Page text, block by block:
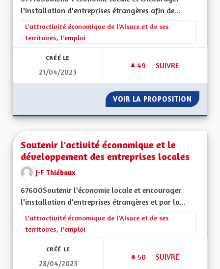
l'installation d'entreprises étrangères afin de...
Filtrer les résultats de la catégorie : L'attractivité
L'attractivité économique de l'Alsace et de ses
territoires, l'emploi
CRÉÉ LE
21/04/2023
49 49 ABONNÉS
SUIVRE
VOIR LA PROPOSITION
Soutenir l'activité économique et le
développement des entreprises locales
J-F Thiébaux
67600Soutenir l'économie locale et encourager
l'installation d'entreprises étrangères et par la...
Filtrer les résultats de la catégorie : L'attractivité
L'attractivité économique de l'Alsace et de ses
territoires, l'emploi
CRÉÉ LE
28/04/2023
50 50 ABONNÉS
SUIVRE